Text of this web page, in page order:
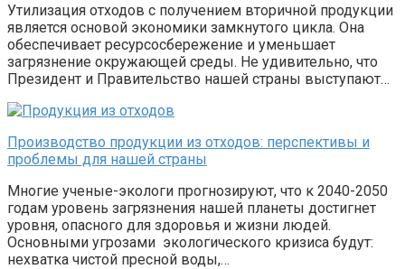
Утилизация отходов с получением вторичной продукции
является основой экономики замкнутого цикла. Она
обеспечивает ресурсосбережение и уменьшает
загрязнение окружающей среды. Не удивительно, что
Президент и Правительство нашей страны выступают…
Производство продукции из отходов: перспективы и
проблемы для нашей страны
Многие ученые-экологи прогнозируют, что к 2040-2050
годам уровень загрязнения нашей планеты достигнет
уровня, опасного для здоровья и жизни людей.
Основными угрозами экологического кризиса будут:
нехватка чистой пресной воды,…